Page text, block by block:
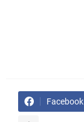
Facebook